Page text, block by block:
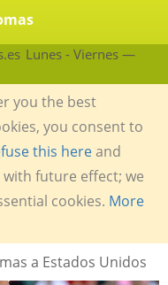
Lunes - Viernes —
you the best
you consent to
this hereand
future effect; we
cookies. More
a Estados Unidos